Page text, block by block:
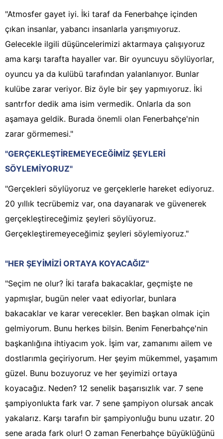
"Atmosfer gayet iyi. İki taraf da Fenerbahçe içinden
çıkan insanlar, yabancı insanlarla yarışmıyoruz.
Gelecekle ilgili düşüncelerimizi aktarmaya çalışıyoruz
ama karşı tarafta hayaller var. Bir oyuncuyu söylüyorlar,
oyuncu ya da kulübü tarafından yalanlanıyor. Bunlar
kulübe zarar veriyor. Biz öyle bir şey yapmıyoruz. İki
santrfor dedik ama isim vermedik. Onlarla da son
aşamaya geldik. Burada önemli olan Fenerbahçe'nin
zarar görmemesi."
"GERÇEKLEŞTİREMEYECEĞİMİZ ŞEYLERİ
SÖYLEMİYORUZ"
"Gerçekleri söylüyoruz ve gerçeklerle hareket ediyoruz.
20 yıllık tecrübemiz var, ona dayanarak ve güvenerek
gerçekleştireceğimiz şeyleri söylüyoruz.
Gerçekleştiremeyeceğimiz şeyleri söylemiyoruz."
"HER ŞEYİMİZİ ORTAYA KOYACAĞIZ"
"Seçim ne olur? İki tarafa bakacaklar, geçmişte ne
yapmışlar, bugün neler vaat ediyorlar, bunlara
bakacaklar ve karar verecekler. Ben başkan olmak için
gelmiyorum. Bunu herkes bilsin. Benim Fenerbahçe'nin
başkanlığına ihtiyacım yok. İşim var, zamanımı ailem ve
dostlarımla geçiriyorum. Her şeyim mükemmel, yaşamım
güzel. Bunu bozuyoruz ve her şeyimizi ortaya
koyacağız. Neden? 12 senelik başarısızlık var. 7 sene
şampiyonlukta fark var. 7 sene şampiyon olursak ancak
yakalarız. Karşı tarafın bir şampiyonluğu bunu uzatır. 20
sene arada fark olur! O zaman Fenerbahçe büyüklüğünü